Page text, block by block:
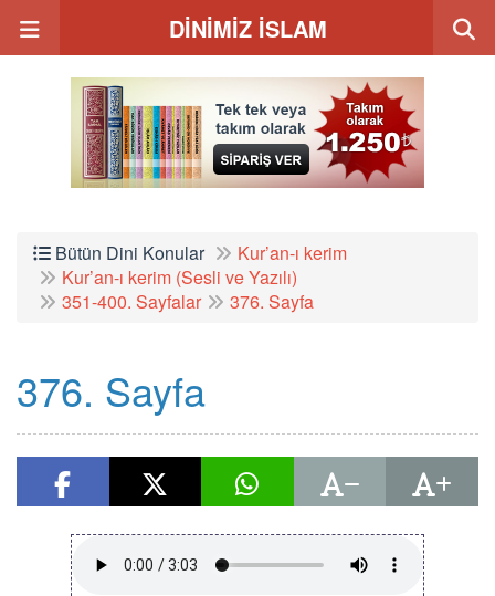
DİNİMİZ İSLAM
Bütün Dini Konular
Kur’an-ı kerim
Kur’an-ı kerim (Sesli ve Yazılı)
351-400. Sayfalar
376. Sayfa
376. Sayfa